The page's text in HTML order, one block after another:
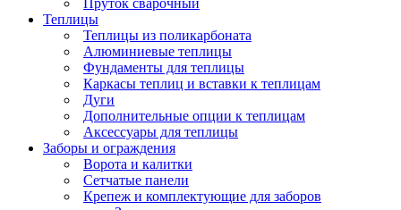
Теплицы
Теплицы из поликарбоната
Алюминиевые теплицы
Фундаменты для теплицы
Каркасы теплиц и вставки к теплицам
Дуги
Дополнительные опции к теплицам
Аксессуары для теплицы
Заборы и ограждения
Ворота и калитки
Сетчатые панели
Крепеж и комплектующие для заборов